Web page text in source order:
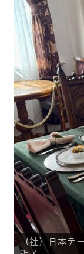
（社）日本テ
（社）日本テ
（社）日本テ
（社）日本テ
（社）日本テ
（社）日本テ
（社）日本テ